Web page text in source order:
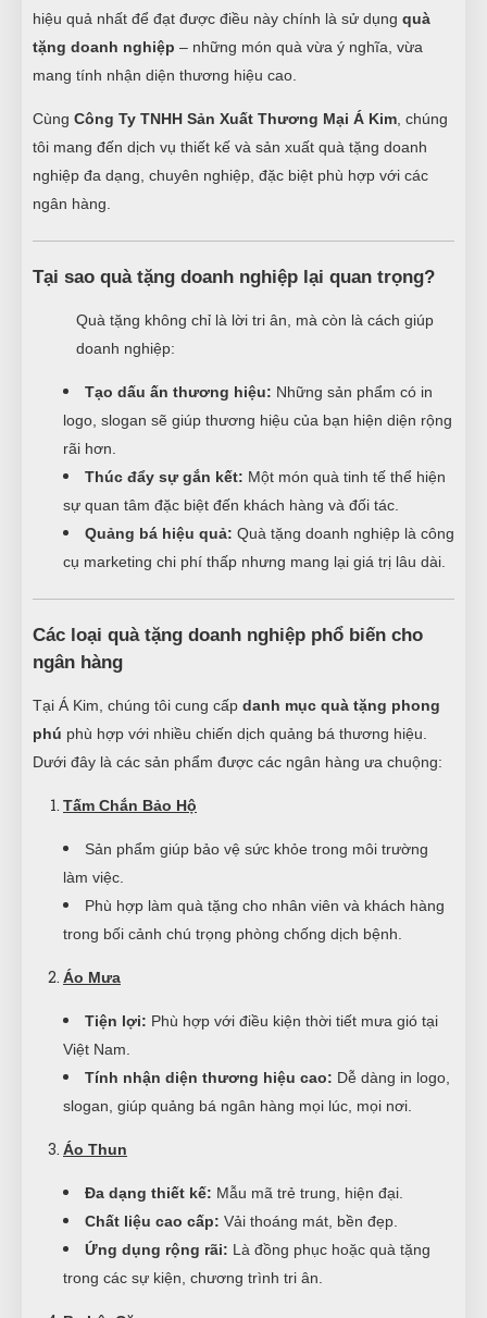
hiệu quả nhất để đạt được điều này chính là sử dụng quà
tặng doanh nghiệp – những món quà vừa ý nghĩa, vừa
mang tính nhận diện thương hiệu cao.
Cùng Công Ty TNHH Sản Xuất Thương Mại Á Kim , chúng
tôi mang đến dịch vụ thiết kế và sản xuất quà tặng doanh
nghiệp đa dạng, chuyên nghiệp, đặc biệt phù hợp với các
ngân hàng.
Tại sao quà tặng doanh nghiệp lại quan trọng?
Quà tặng không chỉ là lời tri ân, mà còn là cách giúp
doanh nghiệp:
Tạo dấu ấn thương hiệu: Những sản phẩm có in
logo, slogan sẽ giúp thương hiệu của bạn hiện diện rộng
rãi hơn.
Thúc đẩy sự gắn kết: Một món quà tinh tế thể hiện
sự quan tâm đặc biệt đến khách hàng và đối tác.
Quảng bá hiệu quả: Quà tặng doanh nghiệp là công
cụ marketing chi phí thấp nhưng mang lại giá trị lâu dài.
Các loại quà tặng doanh nghiệp phổ biến cho
ngân hàng
Tại Á Kim, chúng tôi cung cấp danh mục quà tặng phong
phú phù hợp với nhiều chiến dịch quảng bá thương hiệu.
Dưới đây là các sản phẩm được các ngân hàng ưa chuộng:
Tấm Chắn Bảo Hộ
Sản phẩm giúp bảo vệ sức khỏe trong môi trường
làm việc.
Phù hợp làm quà tặng cho nhân viên và khách hàng
trong bối cảnh chú trọng phòng chống dịch bệnh.
Áo Mưa
Tiện lợi: Phù hợp với điều kiện thời tiết mưa gió tại
Việt Nam.
Tính nhận diện thương hiệu cao: Dễ dàng in logo,
slogan, giúp quảng bá ngân hàng mọi lúc, mọi nơi.
Áo Thun
Đa dạng thiết kế: Mẫu mã trẻ trung, hiện đại.
Chất liệu cao cấp: Vải thoáng mát, bền đẹp.
Ứng dụng rộng rãi: Là đồng phục hoặc quà tặng
trong các sự kiện, chương trình tri ân.